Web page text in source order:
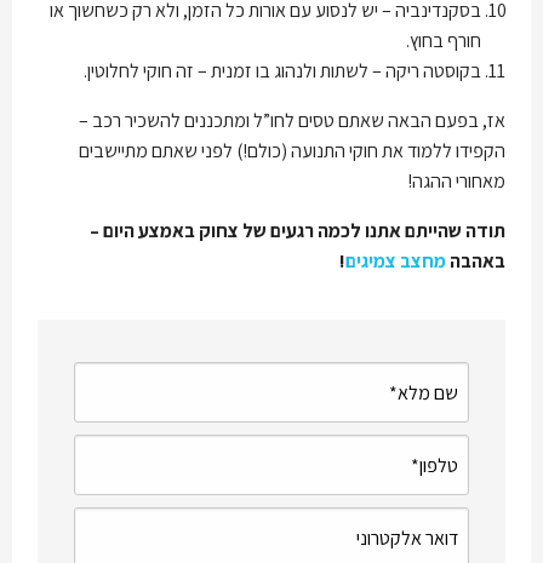
בסקנדינביה – יש לנסוע עם אורות כל הזמן, ולא רק כשחשוך או
חורף בחוץ.
בקוסטה ריקה – לשתות ולנהוג בו זמנית – זה חוקי לחלוטין.
אז, בפעם הבאה שאתם טסים לחו”ל ומתכננים להשכיר רכב –
הקפידו ללמוד את חוקי התנועה (כולם!) לפני שאתם מתיישבים
מאחורי ההגה!
תודה שהייתם אתנו לכמה רגעים של צחוק באמצע היום –
באהבהמחצב צמיגים!